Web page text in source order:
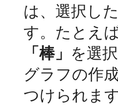
は、選択し
す。たとえ
「棒」 を選
グラフの作
つけられます